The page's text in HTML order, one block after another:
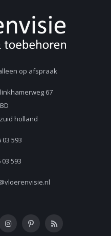
op afspraak
67
holland
03 593
03 593